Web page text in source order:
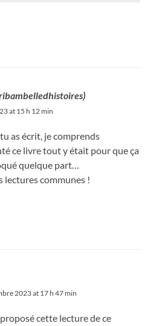
at 15 h 12 min
as écrit, je comprends
ce livre tout y était pour que ça
quelque part…
lectures communes !
2023 at 17 h 47 min
cette lecture de ce